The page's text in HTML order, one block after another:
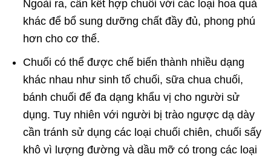
Ngoài ra, cần kết hợp chuối với các loại hoa quả
khác để bổ sung dưỡng chất đầy đủ, phong phú
hơn cho cơ thể.
Chuối có thể được chế biến thành nhiều dạng
khác nhau như sinh tố chuối, sữa chua chuối,
bánh chuối để đa dạng khẩu vị cho người sử
dụng. Tuy nhiên với người bị trào ngược dạ dày
cần tránh sử dụng các loại chuối chiên, chuối sấy
khô vì lượng đường và dầu mỡ có trong các loại